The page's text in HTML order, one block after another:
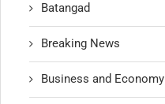
Batangad
Breaking News
Business and Economy